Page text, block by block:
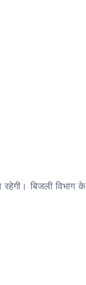
रहेगी। बिजली विभाग के